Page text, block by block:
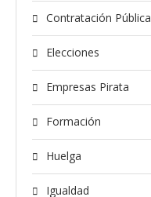
Contratación Pública
Elecciones
Empresas Pirata
Formación
Huelga
Igualdad